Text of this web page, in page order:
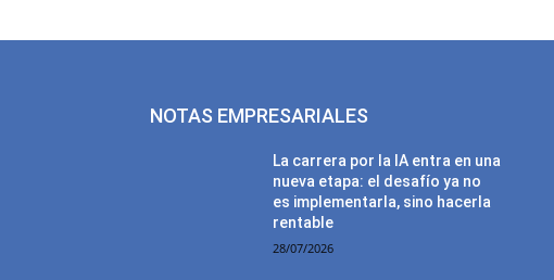
NOTAS EMPRESARIALES
La carrera por la IA entra en una
nueva etapa: el desafío ya no
es implementarla, sino hacerla
rentable
28/07/2026